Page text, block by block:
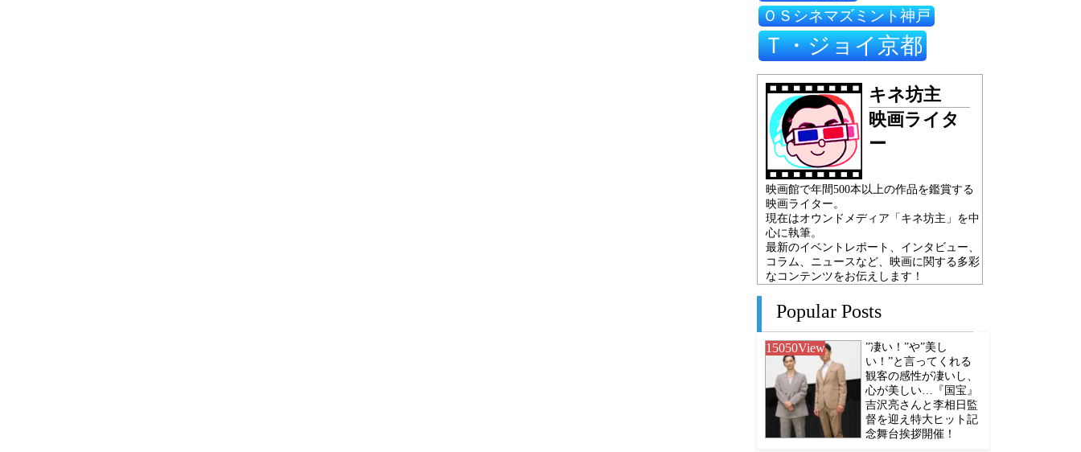
ＯＳシネマズミント神戸
Ｔ・ジョイ京都
キネ坊主
映画ライタ
ー
映画館で年間500本以上の作品を鑑賞する
映画ライター。
現在はオウンドメディア「キネ坊主」を中
心に執筆。
最新のイベントレポート、インタビュー、
コラム、ニュースなど、映画に関する多彩
なコンテンツをお伝えします！
Popular Posts
15050View
”凄い！”や”美し
い！”と言ってくれる
観客の感性が凄いし、
心が美しい…『国宝』
吉沢亮さんと李相日監
督を迎え特大ヒット記
念舞台挨拶開催！